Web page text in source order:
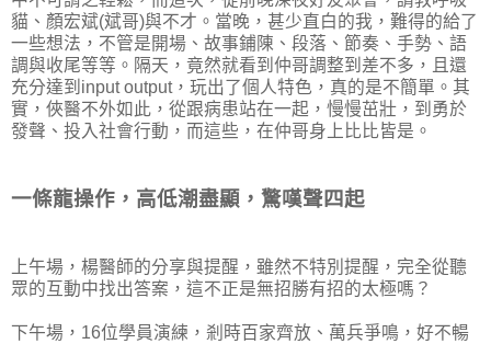
貓、顏宏斌(斌哥)與不才。當晚，甚少直白的我，難得的給了
一些想法，不管是開場、故事鋪陳、段落、節奏、手勢、語
調與收尾等等。隔天，竟然就看到仲哥調整到差不多，且還
充分達到input output，玩出了個人特色，真的是不簡單。其
實，俠醫不外如此，從跟病患站在一起，慢慢茁壯，到勇於
發聲、投入社會行動，而這些，在仲哥身上比比皆是。
一條龍操作，高低潮盡顯，驚嘆聲四起
上午場，楊醫師的分享與提醒，雖然不特別提醒，完全從聽
眾的互動中找出答案，這不正是無招勝有招的太極嗎？
下午場，16位學員演練，剎時百家齊放、萬兵爭鳴，好不暢